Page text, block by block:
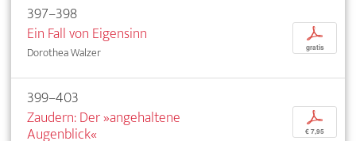
397–398
Ein Fall von Eigensinn
Dorothea Walzer
p
gratis
399–403
Zaudern: Der »angehaltene
Augenblick«
p
€ 7,95